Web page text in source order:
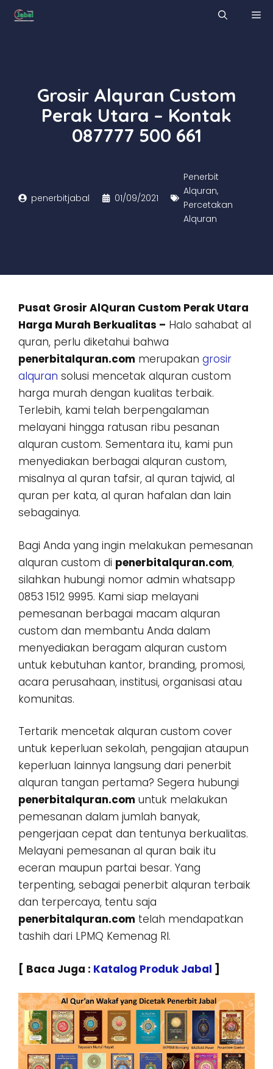
Skip
Grosir Alquran Custom
Perak Utara – Kontak
087777 500 661
penerbitjabal 01/09/2021
Penerbit
Alquran,
Percetakan
Alquran
Pusat Grosir AlQuran Custom Perak Utara
Harga Murah Berkualitas – Halo sahabat al
quran, perlu diketahui bahwa
penerbitalquran.com merupakan grosir
alquran solusi mencetak alquran custom
harga murah dengan kualitas terbaik.
Terlebih, kami telah berpengalaman
melayani hingga ratusan ribu pesanan
alquran custom. Sementara itu, kami pun
menyediakan berbagai alquran custom,
misalnya al quran tafsir, al quran tajwid, al
quran per kata, al quran hafalan dan lain
sebagainya.
Bagi Anda yang ingin melakukan pemesanan
alquran custom di penerbitalquran.com,
silahkan hubungi nomor admin whatsapp
0853 1512 9995. Kami siap melayani
pemesanan berbagai macam alquran
custom dan membantu Anda dalam
menyediakan beragam alquran custom
untuk kebutuhan kantor, branding, promosi,
acara perusahaan, institusi, organisasi atau
komunitas.
Tertarik mencetak alquran custom cover
untuk keperluan sekolah, pengajian ataupun
keperluan lainnya langsung dari penerbit
alquran tangan pertama? Segera hubungi
penerbitalquran.com untuk melakukan
pemesanan dalam jumlah banyak,
pengerjaan cepat dan tentunya berkualitas.
Melayani pemesanan al quran baik itu
eceran maupun partai besar. Yang
terpenting, sebagai penerbit alquran terbaik
dan terpercaya, tentu saja
penerbitalquran.com telah mendapatkan
tashih dari LPMQ Kemenag RI.
[ Baca Juga : Katalog Produk Jabal ]